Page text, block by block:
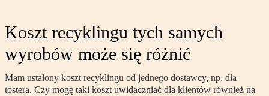
Koszt recyklingu tych samych
wyrobów może się różnić
Mam ustalony koszt recyklingu od jednego dostawcy, np. dla
tostera. Czy mogę taki koszt uwidaczniać dla klientów również na